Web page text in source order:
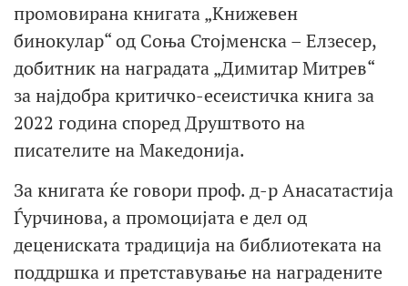
промовирана книгата „Книжевен
бинокулар“ од Соња Стојменска – Елзесер,
добитник на наградата „Димитар Митрев“
за најдобра критичко-есеистичка книга за
2022 година според Друштвото на
писателите на Македонија.
За книгата ќе говори проф. д-р Анасатастија
Ѓурчинова, а промоцијата е дел од
децениската традиција на библиотеката на
поддршка и претставување на наградените